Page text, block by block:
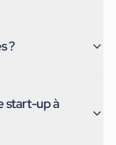
?
start-up à